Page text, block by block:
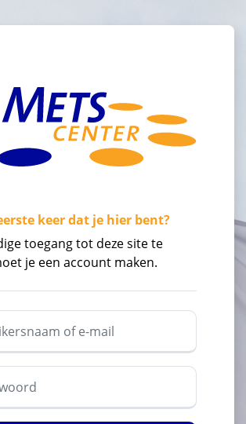
om een nieuwe account te maken
keer dat je hier bent?
toegang tot deze site te
je een account maken.
of e-mail